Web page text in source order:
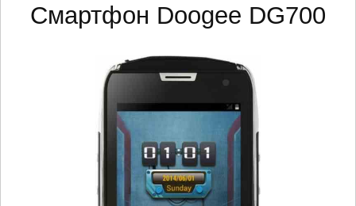
Смартфон Doogee DG700